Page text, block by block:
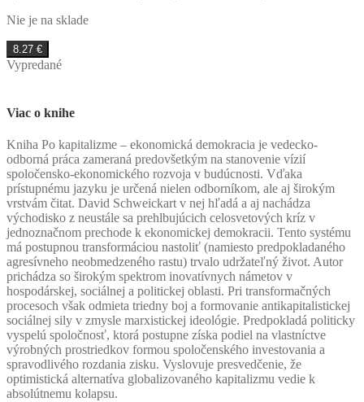
Nie je na sklade
8.27 €
Vypredané
Viac o knihe
Kniha Po kapitalizme – ekonomická demokracia je vedecko-
odborná práca zameraná predovšetkým na stanovenie vízií
spoločensko-ekonomického rozvoja v budúcnosti. Vďaka
prístupnému jazyku je určená nielen odborníkom, ale aj širokým
vrstvám čitat. David Schweickart v nej hľadá a aj nachádza
východisko z neustále sa prehlbujúcich celosvetových kríz v
jednoznačnom prechode k ekonomickej demokracii. Tento systému
má postupnou transformáciou nastoliť (namiesto predpokladaného
agresívneho neobmedzeného rastu) trvalo udržateľný život. Autor
prichádza so širokým spektrom inovatívnych námetov v
hospodárskej, sociálnej a politickej oblasti. Pri transformačných
procesoch však odmieta triedny boj a formovanie antikapitalistickej
sociálnej sily v zmysle marxistickej ideológie. Predpokladá politicky
vyspelú spoločnosť, ktorá postupne získa podiel na vlastníctve
výrobných prostriedkov formou spoločenského investovania a
spravodlivého rozdania zisku. Vyslovuje presvedčenie, že
optimistická alternatíva globalizovaného kapitalizmu vedie k
absolútnemu kolapsu.